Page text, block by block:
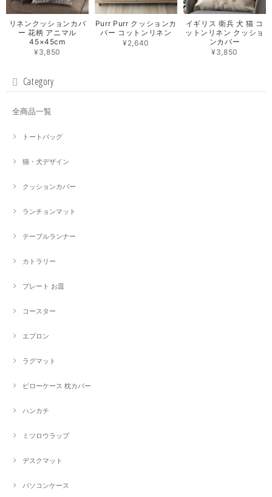
リネンクッションカバ
ー 花柄 アニマル
45×45cm
¥3,850
Purr Purr クッションカ
バー コットンリネン
¥2,640
イギリス 衛兵 犬 猫 コ
ットンリネン クッショ
ンカバー
¥3,850
Category
全商品一覧
トートバッグ
猫・犬デザイン
クッションカバー
ランチョンマット
テーブルランナー
カトラリー
プレート お皿
コースター
エプロン
ラグマット
ピローケース 枕カバー
ハンカチ
ミツロウラップ
デスクマット
パソコンケース